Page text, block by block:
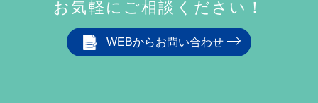
お気軽にご相談ください！
WEBからお問い合わせ